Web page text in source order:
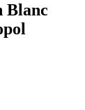
Blanc